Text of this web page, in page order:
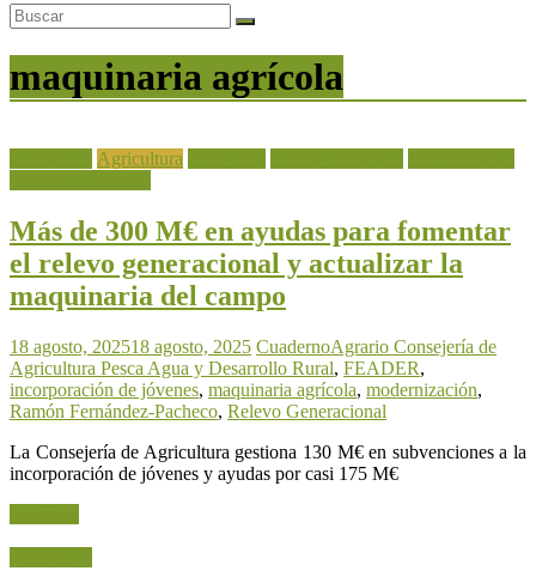
maquinaria agrícola
Agricultura
Más de 300 M€ en ayudas para fomentar
el relevo generacional y actualizar la
maquinaria del campo
18 agosto, 202518 agosto, 2025 CuadernoAgrario Consejería de
Agricultura Pesca Agua y Desarrollo Rural, FEADER,
incorporación de jóvenes, maquinaria agrícola, modernización,
Ramón Fernández-Pacheco, Relevo Generacional
La Consejería de Agricultura gestiona 130 M€ en subvenciones a la
incorporación de jóvenes y ayudas por casi 175 M€